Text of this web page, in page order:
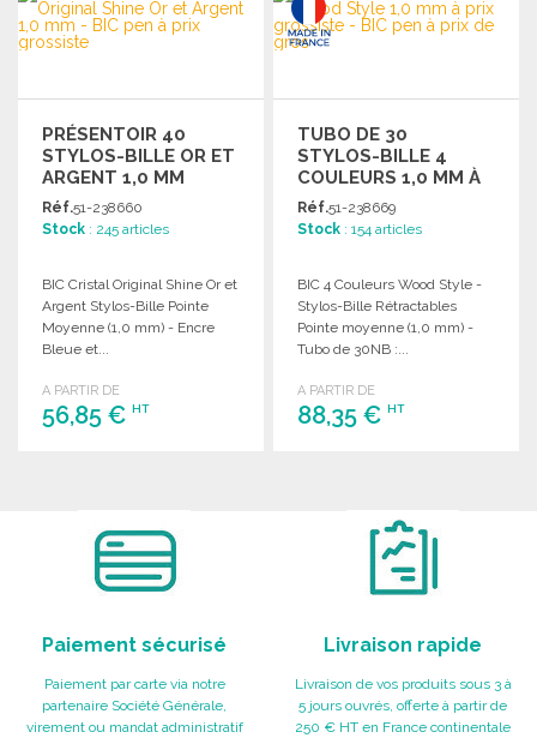
Demander un devis Demander un devis
PRÉSENTOIR 40
STYLOS-BILLE OR ET
ARGENT 1,0 MM
Réf.51-238660
Stock : 245 articles
BIC Cristal Original Shine Or et
Argent Stylos-Bille Pointe
Moyenne (1,0 mm) - Encre
Bleue et...
A PARTIR DE
56,85 € HT
TUBO DE 30
STYLOS-BILLE 4
COULEURS 1,0 MM À
PRIX GROSSISTE
Réf.51-238669
Stock : 154 articles
BIC 4 Couleurs Wood Style -
Stylos-Bille Rétractables
Pointe moyenne (1,0 mm) -
Tubo de 30NB :...
A PARTIR DE
88,35 €HT
Paiement sécurisé
Paiement par carte via notre
partenaire Société Générale,
virement ou mandat administratif
Livraison rapide
Livraison de vos produits sous 3 à
5 jours ouvrés, offerte à partir de
250 € HT en France continentale